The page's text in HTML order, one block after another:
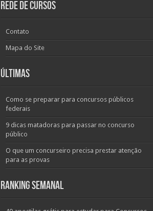
Rede de Cursos
Contato
Mapa do Site
Últimas
Como se preparar para concursos públicos
federais
9 dicas matadoras para passar no concurso
público
O que um concurseiro precisa prestar atenção
para as provas
Ranking Semanal